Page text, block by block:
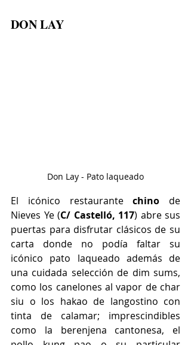
DON LAY
Don Lay - Pato laqueado
El icónico restaurante chino de
Nieves Ye (C/ Castelló, 117) abre sus
puertas para disfrutar clásicos de su
carta donde no podía faltar su
icónico pato laqueado además de
una cuidada selección de dim sums,
como los canelones al vapor de char
siu o los hakao de langostino con
tinta de calamar; imprescindibles
como la berenjena cantonesa, el